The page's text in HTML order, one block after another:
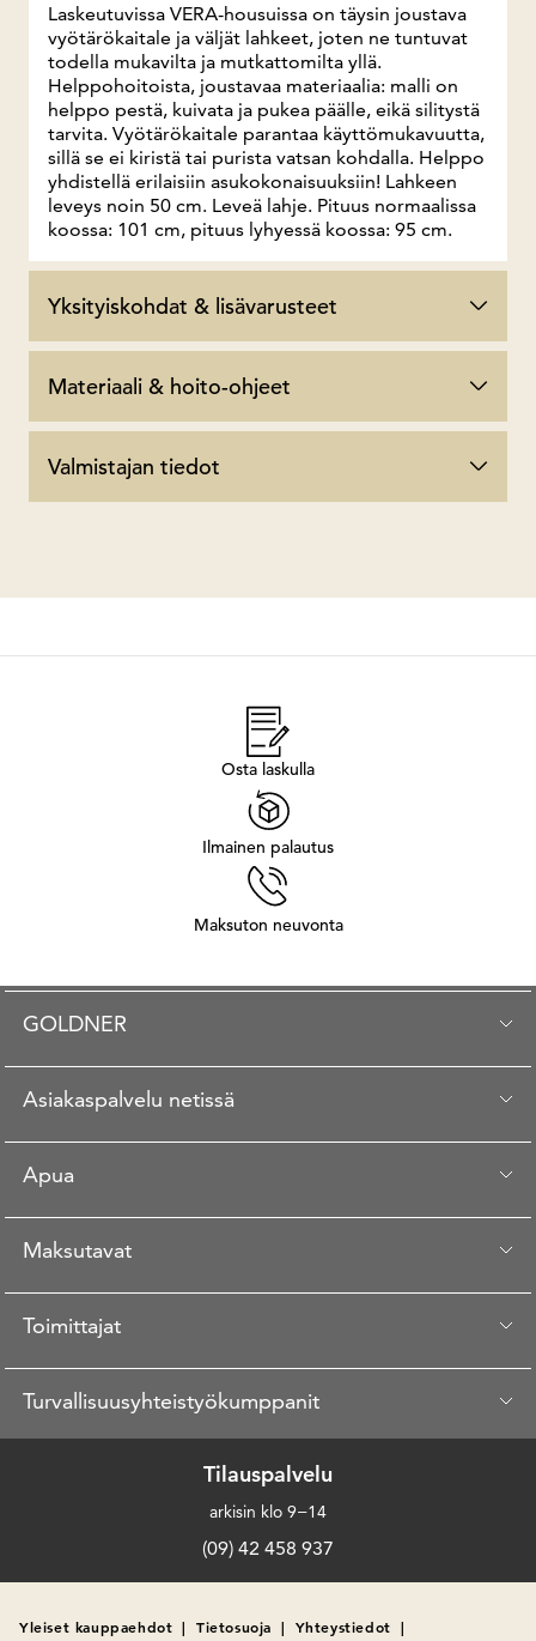
Laskeutuvissa VERA-housuissa on täysin joustava
vyötärökaitale ja väljät lahkeet, joten ne tuntuvat
todella mukavilta ja mutkattomilta yllä.
Helppohoitoista, joustavaa materiaalia: malli on
helppo pestä, kuivata ja pukea päälle, eikä silitystä
tarvita. Vyötärökaitale parantaa käyttömukavuutta,
sillä se ei kiristä tai purista vatsan kohdalla. Helppo
yhdistellä erilaisiin asukokonaisuuksiin! Lahkeen
leveys noin 50 cm. Leveä lahje. Pituus normaalissa
koossa: 101 cm, pituus lyhyessä koossa: 95 cm.
Yksityiskohdat & lisävarusteet
Materiaali & hoito-ohjeet
Valmistajan tiedot
Osta laskulla
Ilmainen palautus
Maksuton neuvonta
GOLDNER
Asiakaspalvelu netissä
Apua
Maksutavat
Toimittajat
Turvallisuusyhteistyökumppanit
Tilauspalvelu
arkisin klo 9−14
(09) 42 458 937
Yleiset kauppaehdot | Tietosuoja | Yhteystiedot |